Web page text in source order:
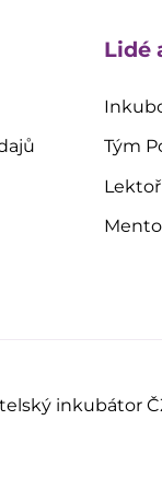
Lidé
Tým
inkubátor